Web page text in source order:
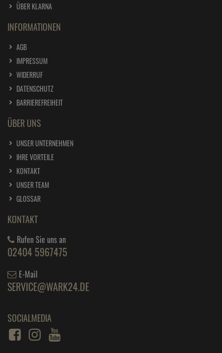
ÜBER KLARNA
INFORMATIONEN
AGB
IMPRESSUM
WIDERRUF
DATENSCHUTZ
BARRIEREFREIHEIT
ÜBER UNS
UNSER UNTERNEHMEN
IHRE VORTEILE
KONTAKT
UNSER TEAM
GLOSSAR
KONTAKT
Rufen Sie uns an
02404 5967475
E-Mail
SERVICE@WARK24.DE
SOCIALMEDIA